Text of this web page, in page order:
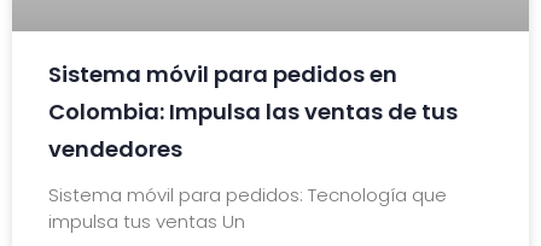
Sistema móvil para pedidos en
Colombia: Impulsa las ventas de tus
vendedores
Sistema móvil para pedidos: Tecnología que
impulsa tus ventas Un